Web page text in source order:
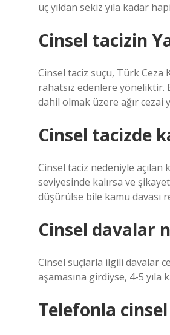
üç yıldan sekiz yıla kadar
Cinsel tacizin
Cinsel taciz suçu, Türk Ceza
rahatsız edenlere yöneliktir.
dahil olmak üzere ağır cezai
Cinsel tacizde
Cinsel taciz nedeniyle açılan
seviyesinde kalırsa ve
düşürülse bile kamu davası
Cinsel davalar
Cinsel suçlarla ilgili davalar
aşamasına girdiyse, 4-5
Telefonla cinsel